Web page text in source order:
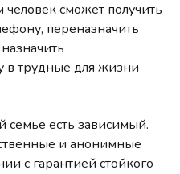
сможет получить
переназначить
в трудные для жизни
семье есть зависимый.
и анонимные
с гарантией стойкого